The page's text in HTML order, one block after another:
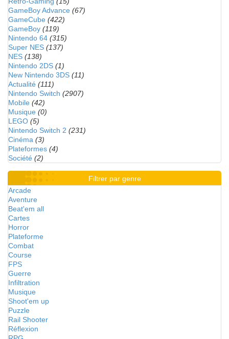
GameBoy Advance (67)
GameCube (422)
GameBoy (119)
Nintendo 64 (315)
Super NES (137)
NES (138)
Nintendo 2DS (1)
New Nintendo 3DS (11)
Actualité (111)
Nintendo Switch (2907)
Mobile (42)
Musique (0)
LEGO (5)
Nintendo Switch 2 (231)
Cinéma (3)
Plateformes (4)
Société (2)
Filtrer par genre
Arcade
Aventure
Beat'em all
Cartes
Horror
Plateforme
Combat
Course
FPS
Guerre
Infiltration
Musique
Shoot'em up
Puzzle
Rail Shooter
Réflexion